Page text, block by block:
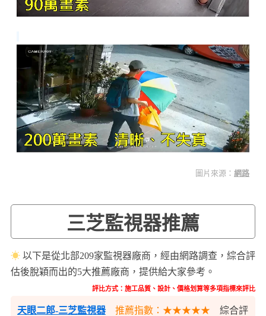
圖片來源：網路
三芝監視器推薦
☀以下是從北部209家監視器廠商，經由網路調查，綜合評
估後脫穎而出的5大推薦廠商，提供給大家參考。
評比方式：施工品質、設計、價格划算等多項指標來評比
天眼二郎-三芝監視器 推薦指數：★★★★★ 綜合評